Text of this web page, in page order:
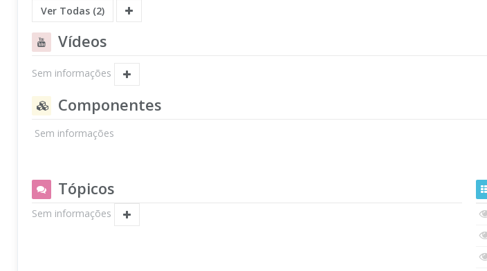
Ver Todas (2)
Vídeos
Sem informações
Componentes
Sem informações
Tópicos
Sem informações